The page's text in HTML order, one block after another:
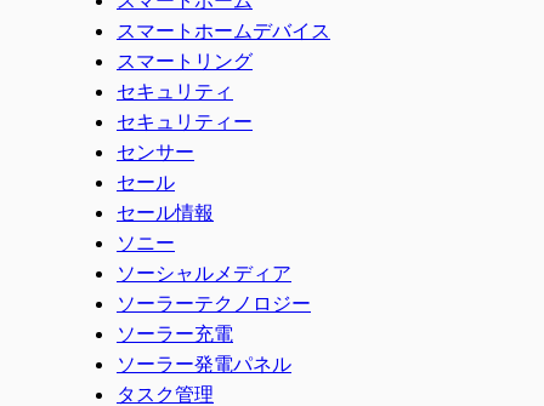
スマートホームデバイス
スマートリング
セキュリティ
セキュリティー
センサー
セール
セール情報
ソニー
ソーシャルメディア
ソーラーテクノロジー
ソーラー充電
ソーラー発電パネル
タスク管理